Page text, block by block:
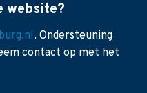
website?
. Ondersteuning
contact op met het